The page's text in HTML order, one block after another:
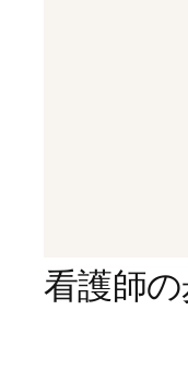
看護師